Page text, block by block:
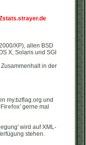
XP), allen BSD
X, Solaris und SGI
in der
my.bzflag.org und
' gerne mal
wird auf XML-
stehen.